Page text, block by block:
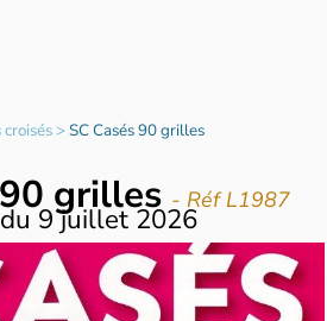
croisés>SC Casés 90 grilles
grilles - Réf L1987
du9 juillet 2026